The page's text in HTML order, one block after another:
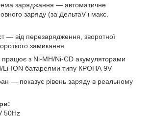
заряджання — автоматичне
заряду (за ДельтаV і макс.
— від перезарядження, зворотної
замикання
працює з Ni-MH/Ni-CD акумуляторами
Li-ION батареями типу КРОНА 9V
— показує рівень заряду в реальному
50Hz